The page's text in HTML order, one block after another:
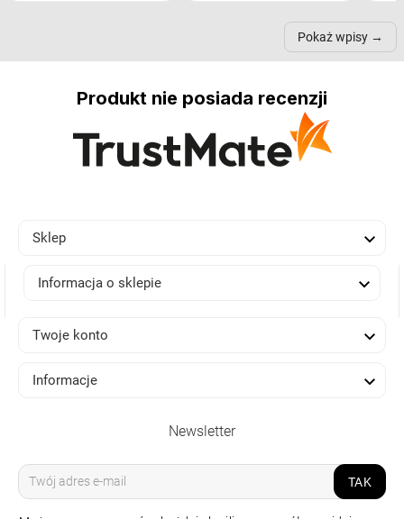
nich może przydać się w
Pokaż wpisy
Produkt nie posiada recenzji
Sklep 
Informacja o sklepie 
Twoje konto 
Informacje 
Newsletter
TAK